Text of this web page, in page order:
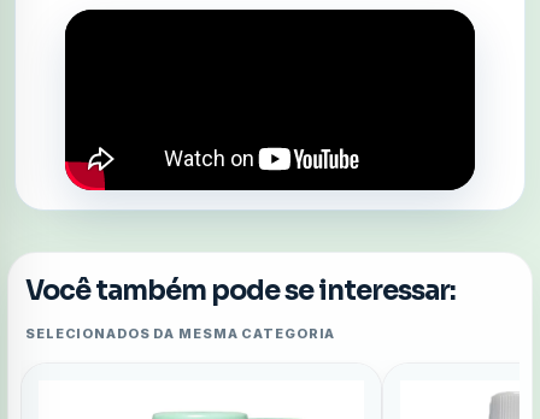
Você também pode se interessar:
SELECIONADOS DA MESMA CATEGORIA